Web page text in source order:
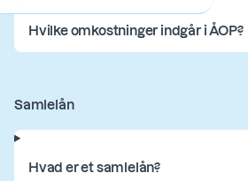
Hvilke omkostninger indgår i ÅOP?
Samlelån
Hvad er et samlelån?